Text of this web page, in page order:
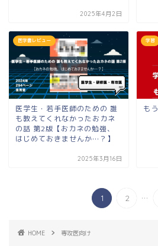
2025年4月2日
医学書レビュー
医学生・若手医師のための 誰
も教えてくれなかったおカネ
の話 第2版【おカネの勉強、
はじめておきませんか…？】
2025年3月16日
学習
も
1 2 ...
HOME 専攻医向け